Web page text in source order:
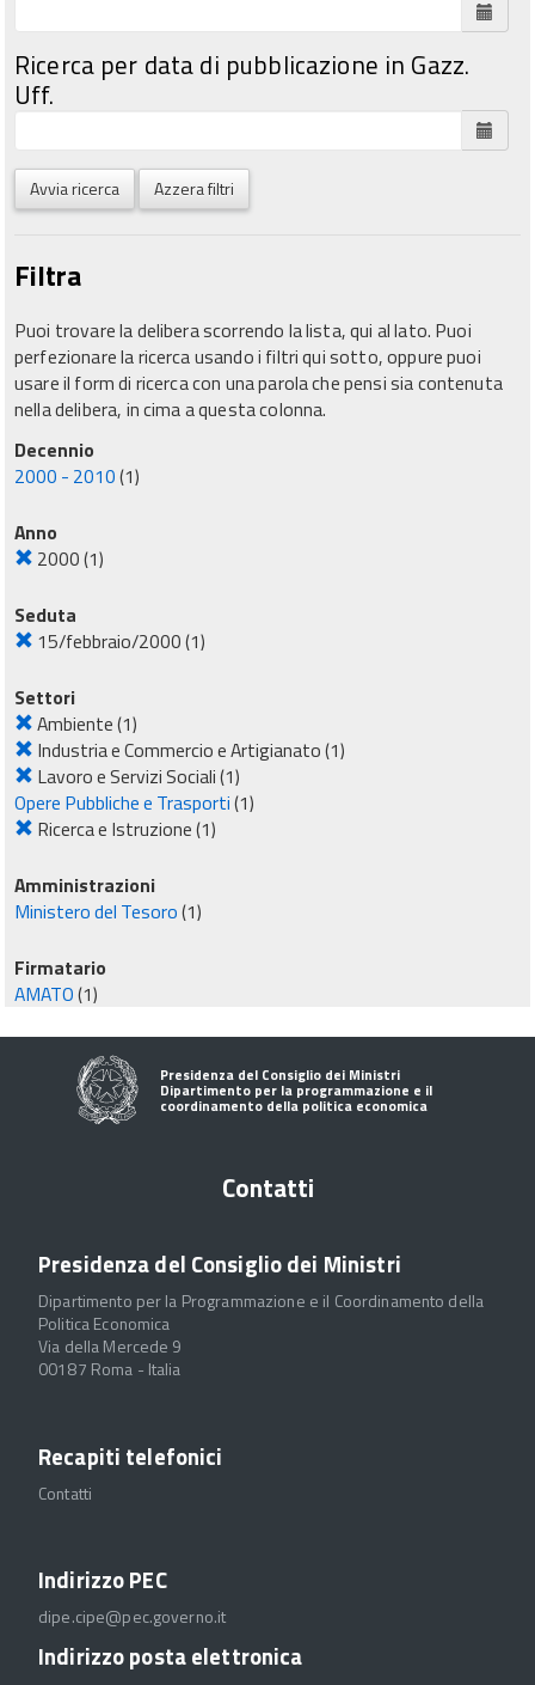
Ricerca per data di pubblicazione in Gazz.
Uff.
Avvia ricerca Azzera filtri
Filtra
Puoi trovare la delibera scorrendo la lista, qui al lato. Puoi
perfezionare la ricerca usando i filtri qui sotto, oppure puoi
usare il form di ricerca con una parola che pensi sia contenuta
nella delibera, in cima a questa colonna.
Decennio
2000 - 2010(1)
Anno
2000(1)
Seduta
15/febbraio/2000(1)
Settori
Ambiente(1)
Industria e Commercio e Artigianato(1)
Lavoro e Servizi Sociali(1)
Opere Pubbliche e Trasporti(1)
Ricerca e Istruzione(1)
Amministrazioni
Ministero del Tesoro(1)
Firmatario
AMATO(1)
Presidenza del Consiglio dei Ministri
Dipartimento per la programmazione e il
coordinamento della politica economica
Contatti
Presidenza del Consiglio dei Ministri
Dipartimento per la Programmazione e il Coordinamento della
Politica Economica
Via della Mercede 9
00187 Roma - Italia
Recapiti telefonici
Contatti
Indirizzo PEC
dipe.cipe@pec.governo.it
Indirizzo posta elettronica